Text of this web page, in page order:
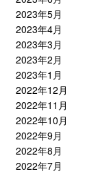
2023年5月
2023年4月
2023年3月
2023年2月
2023年1月
2022年12月
2022年11月
2022年10月
2022年9月
2022年8月
2022年7月